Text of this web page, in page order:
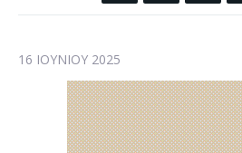
16 ΙΟΥΝΊΟΥ 2025